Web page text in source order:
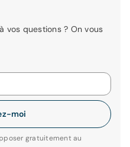
vos questions ? On vous
moi
gratuitement au